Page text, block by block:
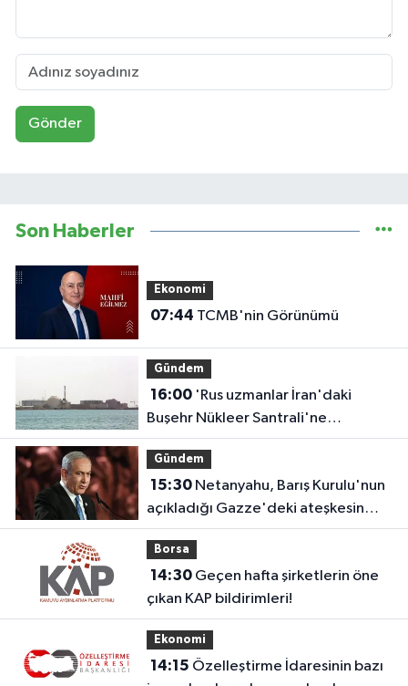
Gönder
Son Haberler
Ekonomi
07:44 TCMB'nin Görünümü
Gündem
16:00'Rus uzmanlar İran'daki
Buşehr Nükleer Santrali'ne
dönmeye başladı'
Gündem
15:30Netanyahu, Barış Kurulu'nun
açıkladığı Gazze'deki ateşkesin
ikinci aşaması planını reddetti
Borsa
14:30Geçen hafta şirketlerin öne
çıkan KAP bildirimleri!
Ekonomi
14:15